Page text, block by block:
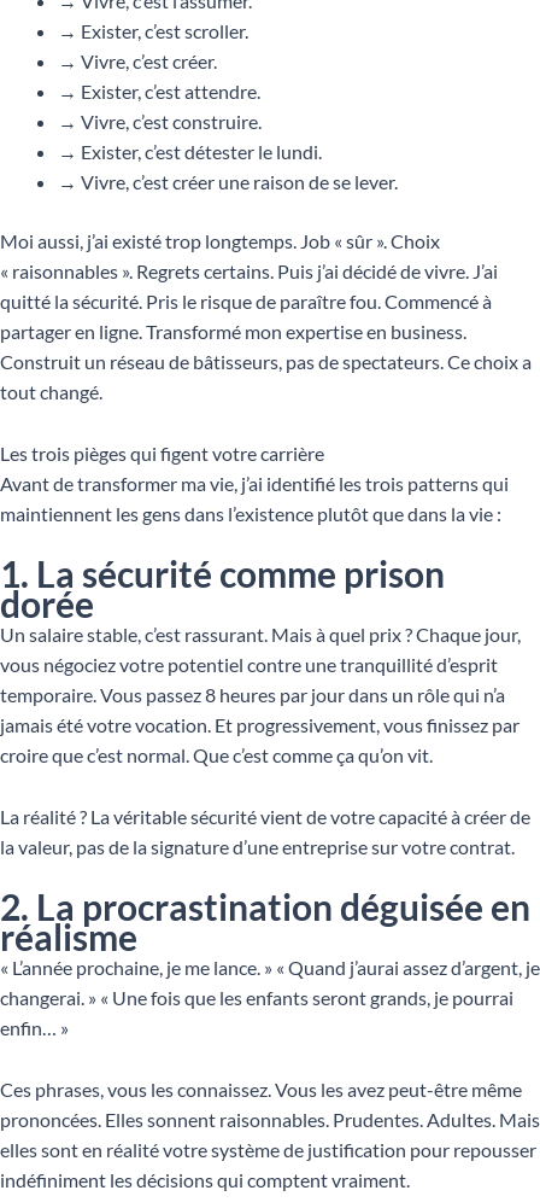
→ Exister, c’est scroller.
→ Vivre, c’est créer.
→ Exister, c’est attendre.
→ Vivre, c’est construire.
→ Exister, c’est détester le lundi.
→ Vivre, c’est créer une raison de se lever.
Moi aussi, j’ai existé trop longtemps. Job « sûr ». Choix
« raisonnables ». Regrets certains. Puis j’ai décidé de vivre. J’ai
quitté la sécurité. Pris le risque de paraître fou. Commencé à
partager en ligne. Transformé mon expertise en business.
Construit un réseau de bâtisseurs, pas de spectateurs. Ce choix a
tout changé.
Les trois pièges qui figent votre carrière
Avant de transformer ma vie, j’ai identifié les trois patterns qui
maintiennent les gens dans l’existence plutôt que dans la vie :
1. La sécurité comme prison
dorée
Un salaire stable, c’est rassurant. Mais à quel prix ? Chaque jour,
vous négociez votre potentiel contre une tranquillité d’esprit
temporaire. Vous passez 8 heures par jour dans un rôle qui n’a
jamais été votre vocation. Et progressivement, vous finissez par
croire que c’est normal. Que c’est comme ça qu’on vit.
La réalité ? La véritable sécurité vient de votre capacité à créer de
la valeur, pas de la signature d’une entreprise sur votre contrat.
2. La procrastination déguisée en
réalisme
« L’année prochaine, je me lance. » « Quand j’aurai assez d’argent, je
changerai. » « Une fois que les enfants seront grands, je pourrai
enfin… »
Ces phrases, vous les connaissez. Vous les avez peut-être même
prononcées. Elles sonnent raisonnables. Prudentes. Adultes. Mais
elles sont en réalité votre système de justification pour repousser
indéfiniment les décisions qui comptent vraiment.